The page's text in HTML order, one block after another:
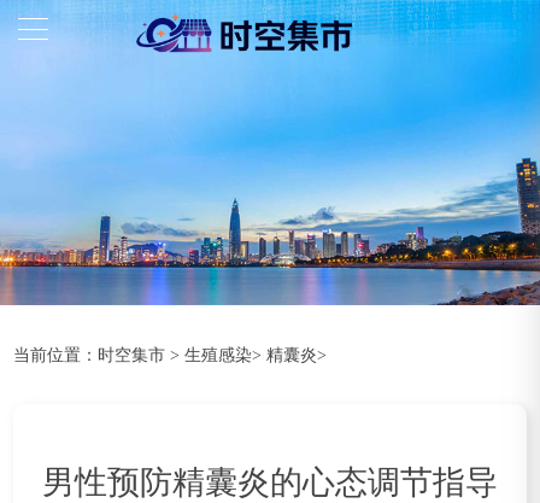
当前位置： 时空集市 >生殖感染>精囊炎>
男性预防精囊炎的心态调节指导